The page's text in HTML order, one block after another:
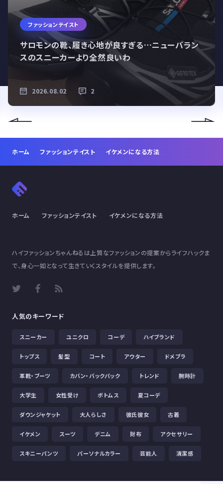
ファッションテイスト
サロモンの靴、履き心地が良すぎる…ニューバラン
スのスニーカーより全然良いわ
2026.08.02 2
ホーム ファッションテイスト イケメンになる方法
ホーム ファッションテイスト イケメンになる方法
ハイファッションちゃんねるは上質なファッションの提案からライフハックま
で、身心一如となって生きていくスタイルを提供します。
人気のキーワード
スニーカー ユニクロ コーデ ハイブランド
トップス 髪型 コート アウター ドメブラ
革靴・ブーツ カバン・バックパック トレンド 腕時計
大学生 女性受け ボトムス 夏コーデ
ダウンジャケット 大人らしさ 彼氏彼女 古着
イケメン スーツ デニム 財布 アクセサリー
スキニーパンツ パーソナルカラー 芸能人 清潔感